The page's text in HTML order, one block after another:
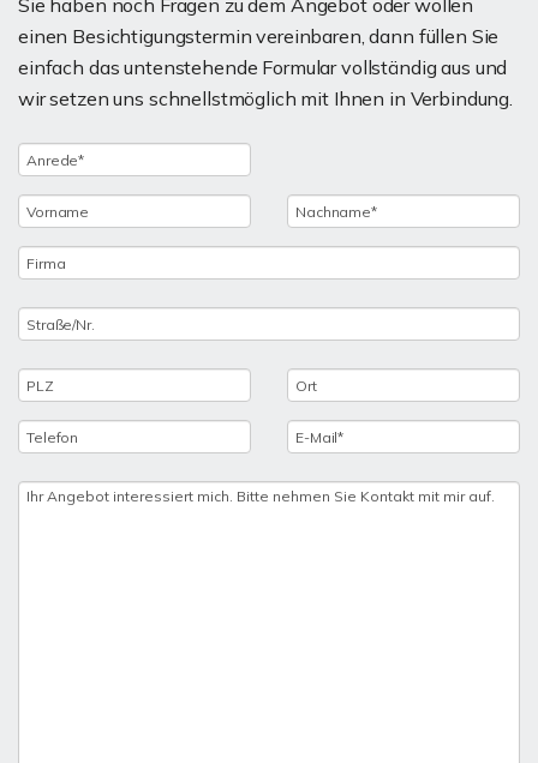
Sie haben noch Fragen zu dem Angebot oder wollen
einen Besichtigungstermin vereinbaren, dann füllen Sie
einfach das untenstehende Formular vollständig aus und
wir setzen uns schnellstmöglich mit Ihnen in Verbindung.